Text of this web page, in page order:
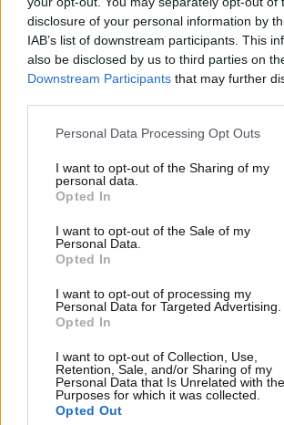
disclosure of your personal information by
IAB’s list of downstream participants. This
also be disclosed by us to third parties on
Downstream Participants that may further
Personal Data Processing Opt Outs
I want to opt-out of the Sharing of my
personal data.
Opted In
I want to opt-out of the Sale of my
Personal Data.
Opted In
I want to opt-out of processing my
Personal Data for Targeted Advertising.
Opted In
I want to opt-out of Collection, Use,
Retention, Sale, and/or Sharing of my
Personal Data that Is Unrelated with the
Purposes for which it was collected.
Opted Out
Scarpetta di Venere, considerata
bella d’Europa, e piante carnivore
che attirano l’attenzione di botanici e
La fauna del parco è altrettanto
mammiferi, e una miriade di insetti, tra
specie di farfalle. La presenza di
come l’orso bruno
rende
vero e proprio rifugio per la fauna
un’intervista, la biologa ambientale
sottolinea l’importanza di tali
cruciale non solo per le specie che lo
la salute dell’intero pianeta”.
Le stagioni per
parco